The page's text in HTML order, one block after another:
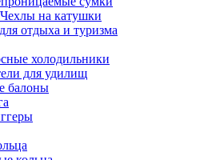
на катушки
отдыха и туризма
холодильники
для удилищ
балоны